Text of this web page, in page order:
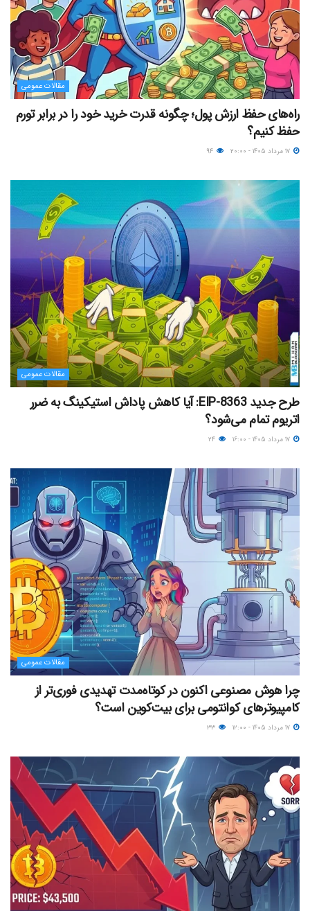
مقالات عمومی
راه‌های حفظ ارزش پول؛ چگونه قدرت خرید خود را در برابر تورم
حفظ کنیم؟
مقالات عمومی
طرح جدید EIP-8363: آیا کاهش پاداش استیکینگ به ضرر
اتریوم تمام می‌شود؟
مقالات عمومی
چرا هوش مصنوعی اکنون در کوتاه‌مدت تهدیدی فوری‌تر از
کامپیوترهای کوانتومی برای بیت‌کوین است؟